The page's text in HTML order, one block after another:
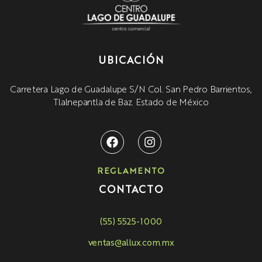
UBICACIÓN
Carretera Lago de Guadalupe S/N Col. San Pedro Barrientos,
Tlalnepantla de Baz. Estado de México
REGLAMENTO
CONTACTO
(55) 5525-1000
ventas@allux.com.mx